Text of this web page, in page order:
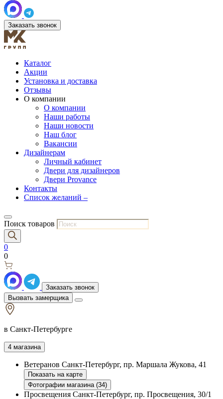
Заказать звонок
Каталог
Акции
Установка и доставка
Отзывы
О компании
О компании
Наши работы
Наши новости
Наш блог
Вакансии
Дизайнерам
Личный кабинет
Двери для дизайнеров
Двери Provance
Контакты
Список желаний –
Поиск товаров
0
0
Заказать звонок
Вызвать замерщика
в Санкт-Петербурге
4 магазина
Ветеранов Санкт-Петербург, пр. Маршала Жукова, 41
Показать на карте
Фотографии магазина (34)
Просвещения Санкт-Петербург, пр. Просвещения, 30/1